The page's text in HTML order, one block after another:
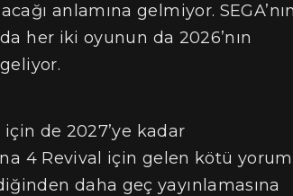
anlamına gelmiyor.
her iki oyunun da 2026’nın
de 2027’ye kadar
4 Revival için gelen kötü yorum
daha geç yayınlamasına